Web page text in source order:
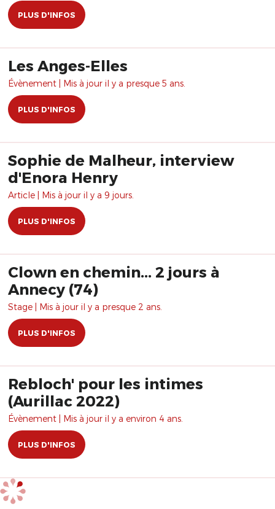
PLUS D'INFOS
Les Anges-Elles
Évènement | Mis à jour il y a presque 5 ans.
PLUS D'INFOS
Sophie de Malheur, interview
d'Enora Henry
Article | Mis à jour il y a 9 jours.
PLUS D'INFOS
Clown en chemin... 2 jours à
Annecy (74)
Stage | Mis à jour il y a presque 2 ans.
PLUS D'INFOS
Rebloch' pour les intimes
(Aurillac 2022)
Évènement | Mis à jour il y a environ 4 ans.
PLUS D'INFOS